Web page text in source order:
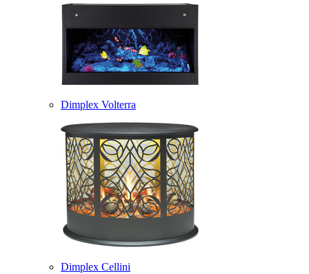
Dimplex Volterra
Dimplex Cellini